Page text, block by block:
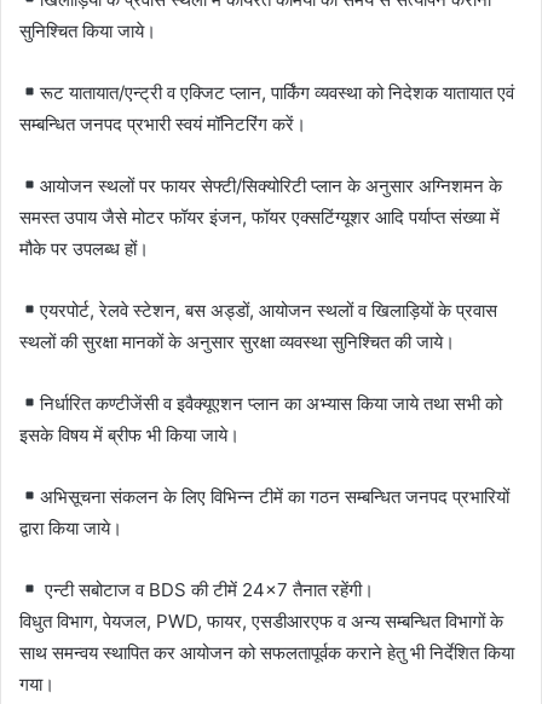
सुनिश्चित किया जाये।
रूट यातायात/एन्ट्री व एक्जिट प्लान, पार्किंग व्यवस्था को निदेशक यातायात एवं
सम्बन्धित जनपद प्रभारी स्वयं मॉनिटरिंग करें।
आयोजन स्थलों पर फायर सेफ्टी/सिक्योरिटी प्लान के अनुसार अग्निशमन के
समस्त उपाय जैसे मोटर फॉयर इंजन, फॉयर एक्सटिंग्यूशर आदि पर्याप्त संख्या में
मौके पर उपलब्ध हों।
एयरपोर्ट, रेलवे स्टेशन, बस अड्डों, आयोजन स्थलों व खिलाड़ियों के प्रवास
स्थलों की सुरक्षा मानकों के अनुसार सुरक्षा व्यवस्था सुनिश्चित की जाये।
निर्धारित कण्टीजेंसी व इवैक्यूएशन प्लान का अभ्यास किया जाये तथा सभी को
इसके विषय में ब्रीफ भी किया जाये।
अभिसूचना संकलन के लिए विभिन्न टीमें का गठन सम्बन्धित जनपद प्रभारियों
द्वारा किया जाये।
एन्टी सबोटाज व BDS की टीमें 24×7 तैनात रहेंगी।
विधुत विभाग, पेयजल, PWD, फायर, एसडीआरएफ व अन्य सम्बन्धित विभागों के
साथ समन्वय स्थापित कर आयोजन को सफलतापूर्वक कराने हेतु भी निर्देशित किया
गया।